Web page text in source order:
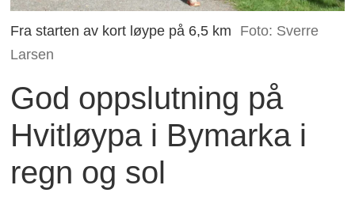
Fra starten av kort løype på 6,5 km
Foto: Sverre
Larsen
God oppslutning på
Hvitløypa i Bymarka i
regn og sol